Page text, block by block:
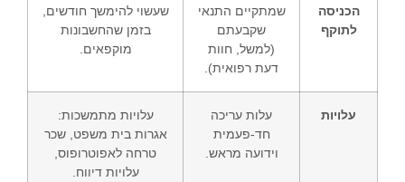
הכניסה
לתוקף
שמתקיים התנאי
שקבעתם
(למשל, חוות
דעת רפואית).
שעשוי להימשך חודשים,
בזמן שהחשבונות
מוקפאים.
עלויות
עלות עריכה
חד-פעמית
וידועה מראש.
עלויות מתמשכות:
אגרות בית משפט, שכר
טרחה לאפוטרופוס,
עלויות דיווח.